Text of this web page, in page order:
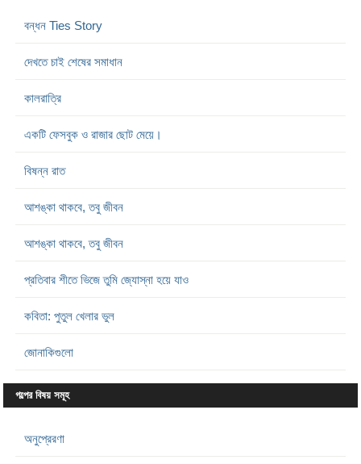
বন্ধন Ties Story
দেখতে চাই শেষের সমাধান
কালরাত্রি
একটি ফেসবুক ও রাজার ছোট মেয়ে।
বিষন্ন রাত
আশঙ্কা থাকবে, তবু জীবন
আশঙ্কা থাকবে, তবু জীবন
প্রতিবার শীতে ভিজে তুমি জ্যোস্না হয়ে যাও
কবিতা: পুতুল খেলার ভুল
জোনাকিগুলো
গল্পের বিষয় সমূহ
অনুপ্রেরণা